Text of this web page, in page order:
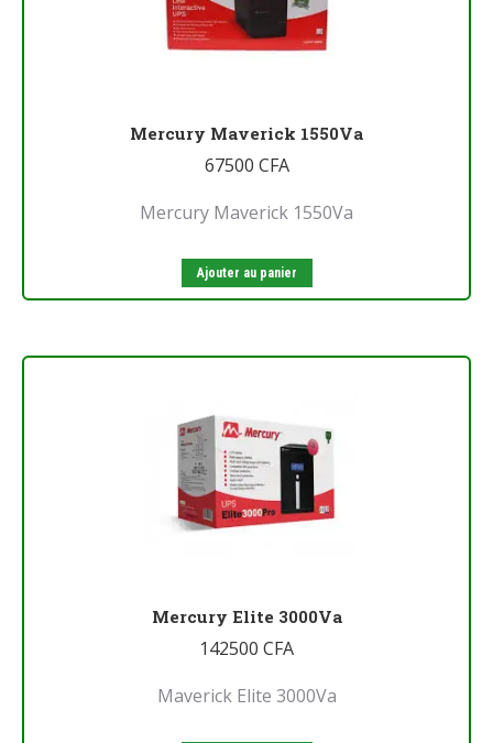
Mercury Maverick 1550Va
67500 CFA
Mercury Maverick 1550Va
Ajouter au panier
Mercury Elite 3000Va
142500 CFA
Maverick Elite 3000Va